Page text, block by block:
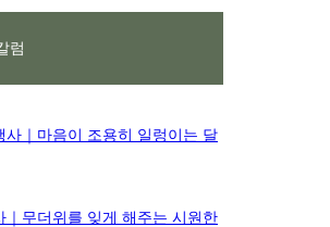
럼
사｜마음이 조용히 일렁이는 달
｜무더위를 잊게 해주는 시원한